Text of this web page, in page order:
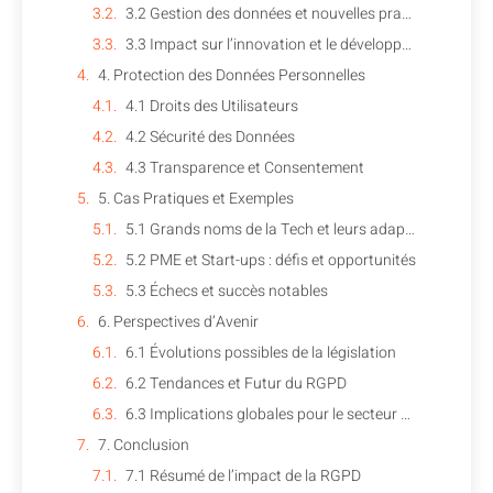
3.2 Gestion des données et nouvelles pratiques
3.3 Impact sur l’innovation et le développement
4. Protection des Données Personnelles
4.1 Droits des Utilisateurs
4.2 Sécurité des Données
4.3 Transparence et Consentement
5. Cas Pratiques et Exemples
5.1 Grands noms de la Tech et leurs adaptations
5.2 PME et Start-ups : défis et opportunités
5.3 Échecs et succès notables
6. Perspectives d’Avenir
6.1 Évolutions possibles de la législation
6.2 Tendances et Futur du RGPD
6.3 Implications globales pour le secteur High-Tech
7. Conclusion
7.1 Résumé de l’impact de la RGPD